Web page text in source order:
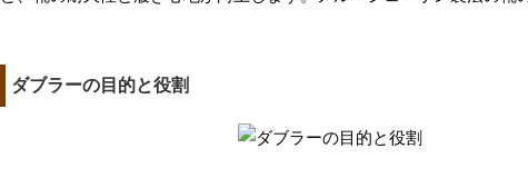
ダブラーの目的と役割